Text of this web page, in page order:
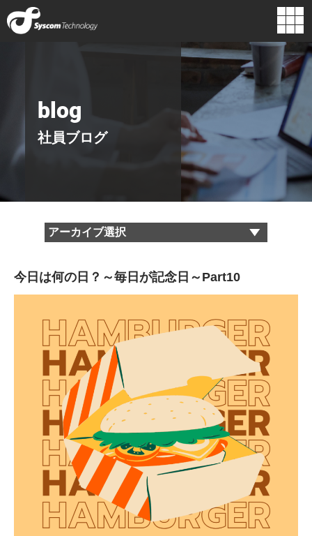
主要取引先
ロゴに込めた
想い
経営理念
blog
社員ブログ
今日は何の日？～毎日が記念日～Part10